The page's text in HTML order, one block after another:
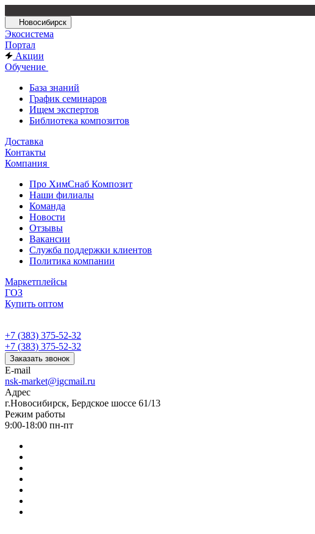
Новосибирск
Экосистема
Портал
Акции
Обучение
База знаний
График семинаров
Ищем экспертов
Библиотека композитов
Доставка
Контакты
Компания
Про ХимСнаб Композит
Наши филиалы
Команда
Новости
Отзывы
Вакансии
Служба поддержки клиентов
Политика компании
Маркетплейсы
ГОЗ
Купить оптом
+7 (383) 375-52-32
+7 (383) 375-52-32
Заказать звонок
E-mail
nsk-market@igcmail.ru
Адрес
г.Новосибирск, Бердское шоссе 61/13
Режим работы
9:00-18:00 пн-пт